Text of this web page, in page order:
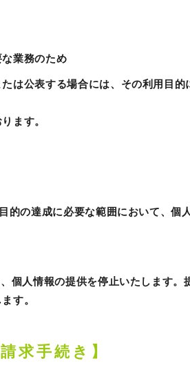
業務のため
は公表する場合には、その利用目的
ます。
の達成に必要な範囲において、個
個人情報の提供を停止いたします
す。
求手続き】